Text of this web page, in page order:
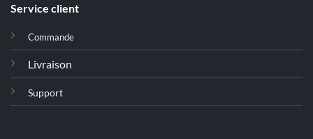
Service client
Commande
Livraison
Support